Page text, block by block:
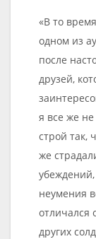
«В то
одном из
после
друзей,
я все же
строй так,
же
неумения
отличался
других